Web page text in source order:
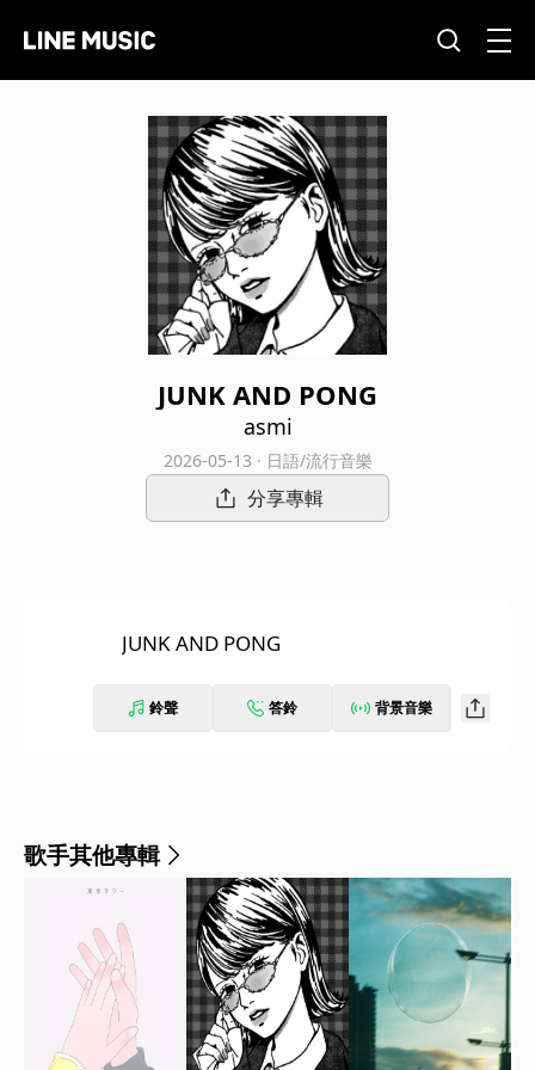
JUNK AND PONG
asmi
2026-05-13 · 日語/流行音樂
分享專輯
JUNK AND PONG
鈴聲 答鈴 背景音樂
歌手其他專輯